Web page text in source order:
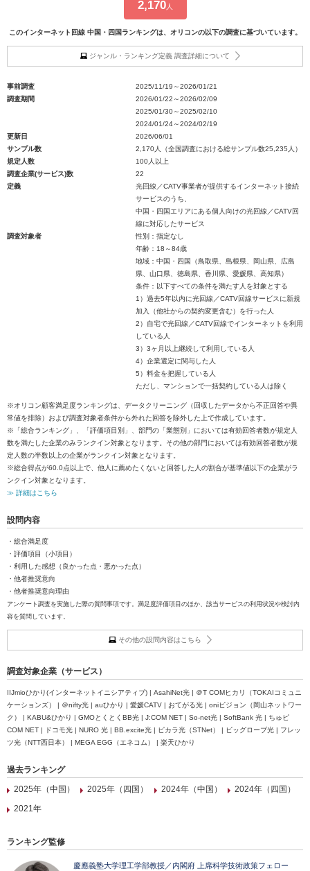
2,170人
このインターネット回線 中国・四国ランキングは、オリコンの以下の調査に基づいています。
ジャンル・ランキング定義 調査詳細について
事前調査
2025/11/19～2026/01/21
調査期間
2026/01/22～2026/02/09
2025/01/30～2025/02/10
2024/01/24～2024/02/19
更新日
2026/06/01
サンプル数
2,170人（全国調査における総サンプル数25,235人）
規定人数
100人以上
調査企業(サービス)数
22
定義
光回線／CATV事業者が提供するインターネット接続
サービスのうち、
中国・四国エリアにある個人向けの光回線／CATV回
線に対応したサービス
調査対象者
性別：指定なし
年齢：18～84歳
地域：中国・四国（鳥取県、島根県、岡山県、広島
県、山口県、徳島県、香川県、愛媛県、高知県）
条件：以下すべての条件を満たす人を対象とする
1）過去5年以内に光回線／CATV回線サービスに新規
加入（他社からの契約変更含む）を行った人
2）自宅で光回線／CATV回線でインターネットを利用
している人
3）3ヶ月以上継続して利用している人
4）企業選定に関与した人
5）料金を把握している人
ただし、マンションで一括契約している人は除く
※オリコン顧客満足度ランキングは、データクリーニング（回収したデータから不正回答や異
常値を排除）および調査対象者条件から外れた回答を除外した上で作成しています。
※「総合ランキング」、「評価項目別」、部門の「業態別」においては有効回答者数が規定人
数を満たした企業のみランクイン対象となります。その他の部門においては有効回答者数が規
定人数の半数以上の企業がランクイン対象となります。
※総合得点が60.0点以上で、他人に薦めたくないと回答した人の割合が基準値以下の企業がラ
ンクイン対象となります。
≫ 詳細はこちら
設問内容
・総合満足度
・評価項目（小項目）
・利用した感想（良かった点・悪かった点）
・他者推奨意向
・他者推奨意向理由
アンケート調査を実施した際の質問事項です。満足度評価項目のほか、該当サービスの利用状況や検討内
容を質問しています。
その他の設問内容はこちら
調査対象企業（サービス）
IIJmioひかり(インターネットイニシアティブ) | AsahiNet光 | ＠T COMヒカリ（TOKAIコミュニ
ケーションズ） | ＠nifty光 | auひかり | 愛媛CATV | おてがる光 | oniビジョン（岡山ネットワー
ク） | KABU&ひかり | GMOとくとくBB光 | J:COM NET | So-net光 | SoftBank 光 | ちゅピ
COM NET | ドコモ光 | NURO 光 | BB.excite光 | ピカラ光（STNet） | ビッグローブ光 | フレッ
ツ光（NTT西日本） | MEGA EGG（エネコム） | 楽天ひかり
過去ランキング
2025年（中国）
2025年（四国） 2024年（中国）
2024年（四国）
2021年
ランキング監修
慶應義塾大学理工学部教授／内閣府 上席科学技術政策フェロー